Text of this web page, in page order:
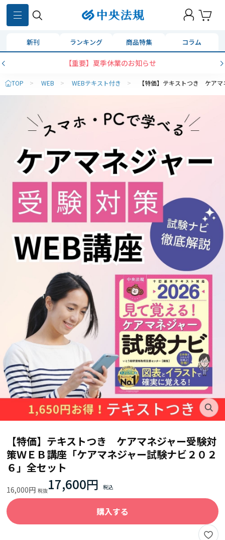
新刊 ランキング 商品特集 コラム
【重要】夏季休業のお知らせ
TOP > WEB > WEBテキスト付き > 【特価】テキストつき ケア
【特価】テキストつき ケアマネジャー受験対
策ＷＥＢ講座「ケアマネジャー試験ナビ２０２
６」全セット
16,000円 17,600円
購入する